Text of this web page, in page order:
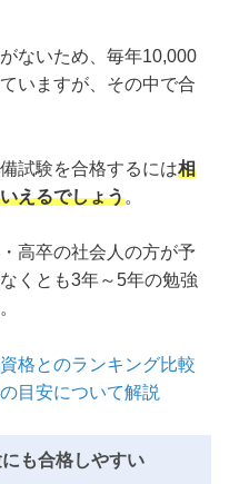
ないため、毎年10,000
いますが、その中で合
試験を合格するには相
えるでしょう。
高卒の社会人の方が予
くとも3年～5年の勉強
格とのランキング比較
目安について解説
も合格しやすい